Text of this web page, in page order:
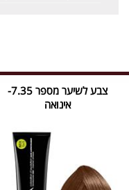
צבע לשיער מספר 7.35-
אינואה